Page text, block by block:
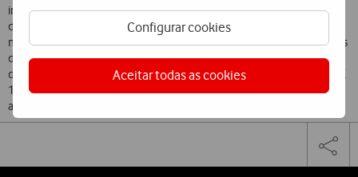
Configurar cookies
Aceitar todas as cookies
incluída uma assinatura mensal da HBO Max de 6 a 24 meses,
dependendo do pacote de fibra que subscreverem. Já no serviço
móvel, os Clientes que aderirem aos tarifários móveis RED (com mais
de 3GB) podem usufruir de uma oferta de 6 a 24 meses, em função
da opção que escolherem. Também os novos e atuais clientes Yorn X
10GB terão acesso à oferta da subscrição da HBO Max até 31 de
agosto de 2022.
social
Facebook